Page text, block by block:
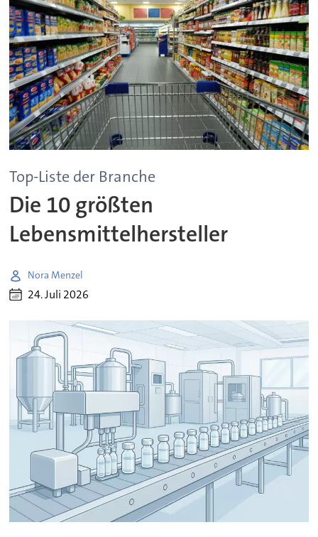
Top-Liste der Branche
Die 10 größten
Lebensmittelhersteller
Nora Menzel
24. Juli 2026